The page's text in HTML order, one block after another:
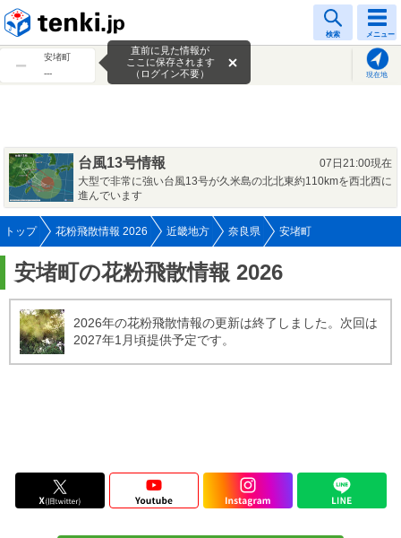
検索 メニュー
安堵町
---
現在地
直前に見た情報が
ここに保存されます
（ログイン不要）
台風13号情報
07日21:00現在
大型で非常に強い台風13号が久米島の北北東約110kmを西北西に
進んでいます
トップ 花粉飛散情報 2026 近畿地方 奈良県 安堵町
安堵町の花粉飛散情報 2026
2026年の花粉飛散情報の更新は終了しました。次回は
2027年1月頃提供予定です。